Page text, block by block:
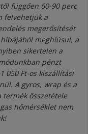
függően 60-90 perc
felvehetjük a
megerősítését
meghiúsul, a
sikertelen a
pénzt
050 Ft-os kiszállítási
A gyros, wrap és a
összetétele
hőmérséklet nem